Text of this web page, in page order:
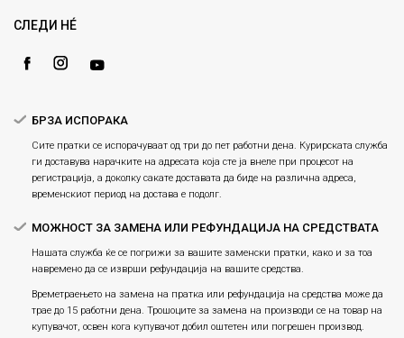
Gift Card
Замена и рефундација на производи
СЛЕДИ НÉ
БРЗА ИСПОРАКА
Сите пратки се испорачуваат од три до пет работни дена. Курирската служба
ги доставува нарачките на адресата која сте ја внеле при процесот на
регистрација, а доколку сакате доставата да биде на различна адреса,
временскиот период на достава е подолг.
МОЖНОСТ ЗА ЗАМЕНА ИЛИ РЕФУНДАЦИЈА НА СРЕДСТВАТА
Нашата служба ќе се погрижи за вашите заменски пратки, како и за тоа
навремено да се изврши рефундација на вашите средства.
Времетраењето на замена на пратка или рефундацијa на средства може да
трае до 15 работни дена. Трошоците за замена на производи се на товар на
купувачот, освен кога купувачот добил оштетен или погрешен производ.